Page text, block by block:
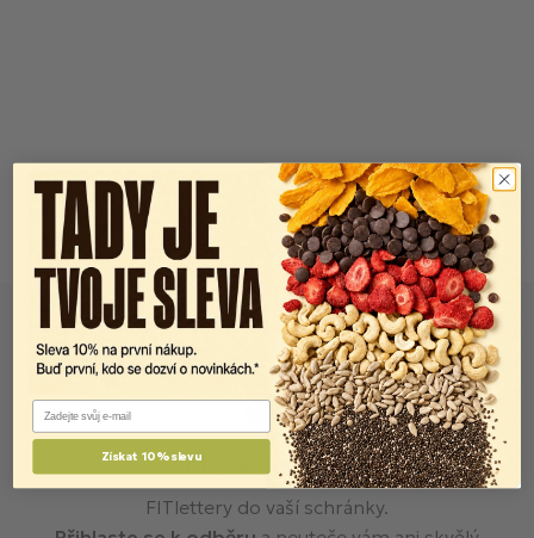
Newsletter
FITlettery do vaší schránky.
Email
Získat 10% slevu